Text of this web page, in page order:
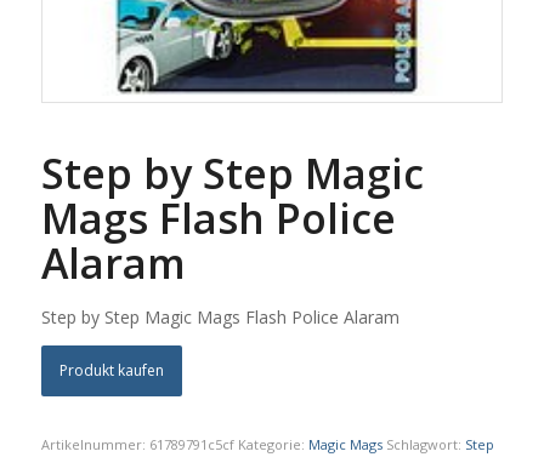
Step by Step Magic
Mags Flash Police
Alaram
Step by Step Magic Mags Flash Police Alaram
Produkt kaufen
Artikelnummer: 61789791c5cf Kategorie: Magic Mags Schlagwort: Step